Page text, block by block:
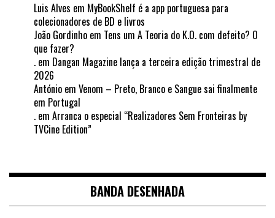
Luis Alves em MyBookShelf é a app portuguesa para
colecionadores de BD e livros
João Gordinho em Tens um A Teoria do K.O. com defeito? O
que fazer?
. em Dangan Magazine lança a terceira edição trimestral de
2026
António em Venom – Preto, Branco e Sangue sai finalmente
em Portugal
. em Arranca o especial “Realizadores Sem Fronteiras by
TVCine Edition”
BANDA DESENHADA